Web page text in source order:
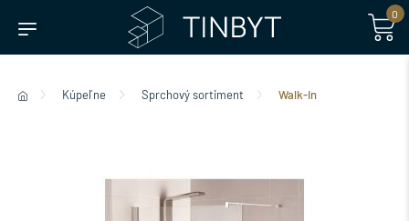
0
Kúpeľne Sprchový sortiment Walk-In